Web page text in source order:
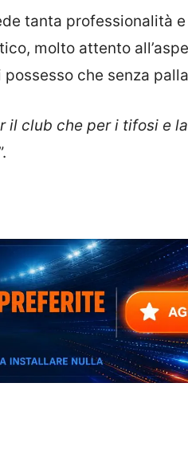
tanta professionalità
molto attento
che senza
il club che per i tifosi e